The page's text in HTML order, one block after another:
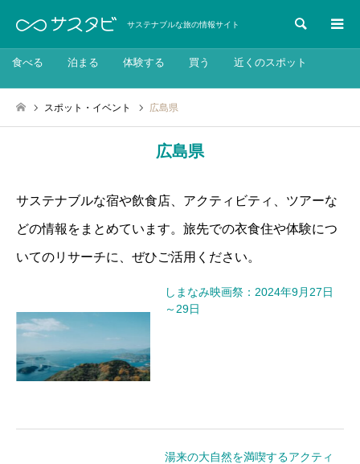
サステナブルな旅の情報サイト 検索
食べる 泊まる 体験する 買う 近くのスポット
スポット・イベント 広島県
広島県
サステナブルな宿や飲食店、アクティビティ、ツアーな
どの情報をまとめています。旅先での衣食住や体験につ
いてのリサーチに、ぜひご活用ください。
しまなみ映画祭：2024年9月27日
～29日
湯来の大自然を満喫するアクティ